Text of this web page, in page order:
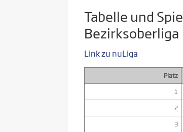
Tabelle und
Bezirksoberliga
Link zu nuLiga
Platz
1
2
3